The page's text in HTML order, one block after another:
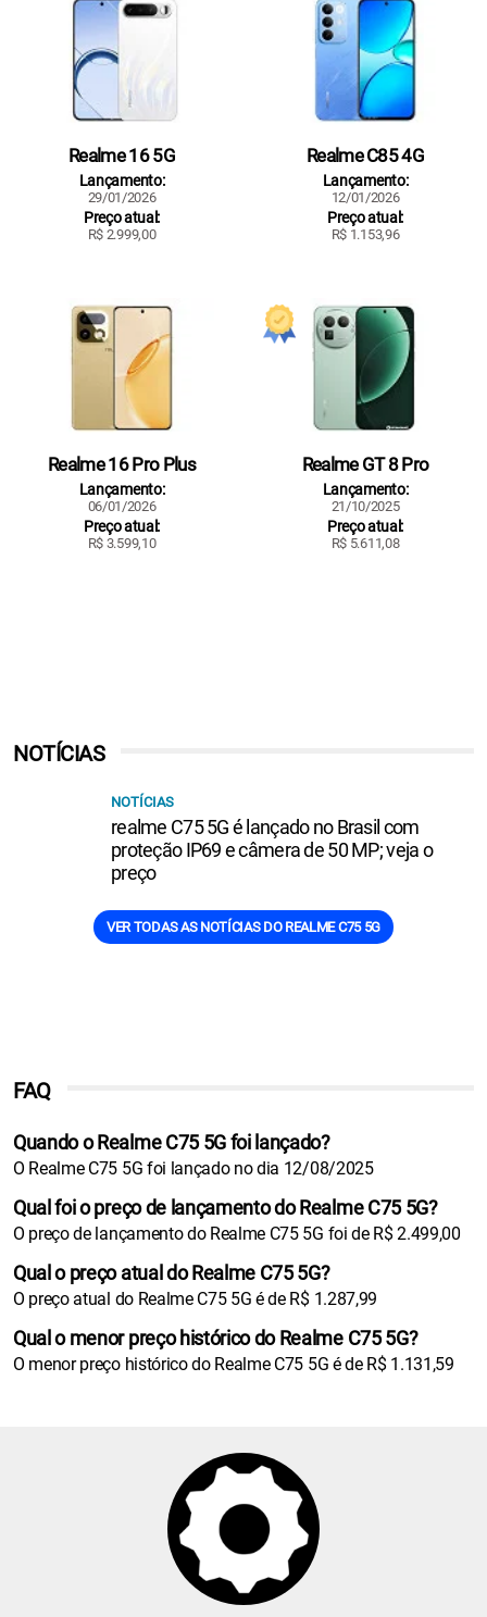
Realme 16 5G
Lançamento:
29/01/2026
Preço atual:
R$ 2.999,00
Realme C85 4G
Lançamento:
12/01/2026
Preço atual:
R$ 1.153,96
Realme 16 Pro Plus
Lançamento:
06/01/2026
Preço atual:
R$ 3.599,10
Realme GT 8 Pro
Lançamento:
21/10/2025
Preço atual:
R$ 5.611,08
NOTÍCIAS
NOTÍCIAS
realme C75 5G é lançado no Brasil com
proteção IP69 e câmera de 50 MP; veja o
preço
VER TODAS AS NOTÍCIAS DO REALME C75 5G
FAQ
Quando o Realme C75 5G foi lançado?
O Realme C75 5G foi lançado no dia 12/08/2025
Qual foi o preço de lançamento do Realme C75 5G?
O preço de lançamento do Realme C75 5G foi de R$ 2.499,00
Qual o preço atual do Realme C75 5G?
O preço atual do Realme C75 5G é de R$ 1.287,99
Qual o menor preço histórico do Realme C75 5G?
O menor preço histórico do Realme C75 5G é de R$ 1.131,59